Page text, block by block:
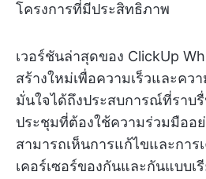
โครงการที่มีประสิทธิภาพ
เวอร์ชันล่าสุดของ ClickUp
สร้างใหม่เพื่อความเร็วและคว
มั่นใจได้ถึงประสบการณ์ที่ราบ
ประชุมที่ต้องใช้ความร่วมมืออ
สามารถเห็นการแก้ไขและการ
เคอร์เซอร์ของกันและกันแบบเ